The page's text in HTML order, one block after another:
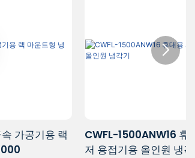
CWFL-1500ANW16 휴대용 파이버 레이
저 용접기용 올인원 냉각기